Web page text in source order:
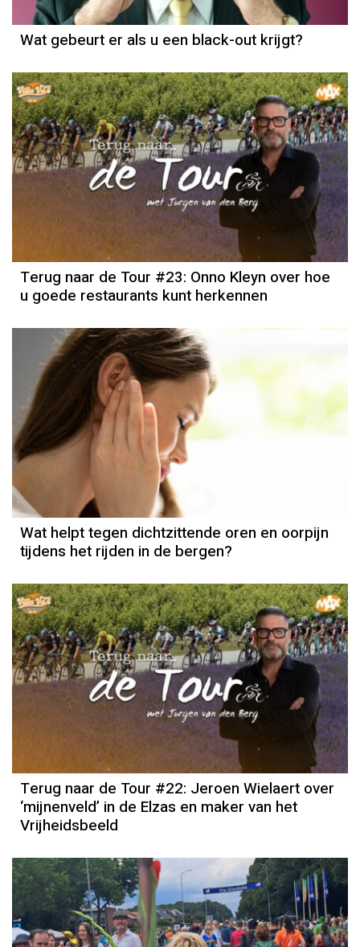
Wat gebeurt er als u een black-out krijgt?
Terug naar de Tour #23: Onno Kleyn over hoe
u goede restaurants kunt herkennen
Wat helpt tegen dichtzittende oren en oorpijn
tijdens het rijden in de bergen?
Terug naar de Tour #22: Jeroen Wielaert over
‘mijnenveld’ in de Elzas en maker van het
Vrijheidsbeeld